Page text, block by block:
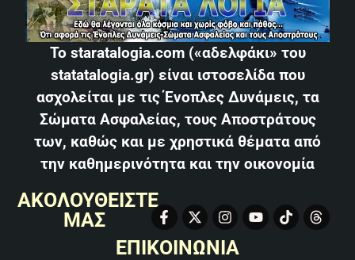
Το staratalogia.com («αδελφάκι» του
statatalogia.gr) είναι ιστοσελίδα που
ασχολείται με τις Ένοπλες Δυνάμεις, τα
Σώματα Ασφαλείας, τους Αποστράτους
των, καθώς και με χρηστικά θέματα από
την καθημερινότητα και την οικονομία
ΑΚΟΛΟΥΘΕΙΣΤΕ
ΜΑΣ
ΕΠΙΚΟΙΝΩΝΙΑ